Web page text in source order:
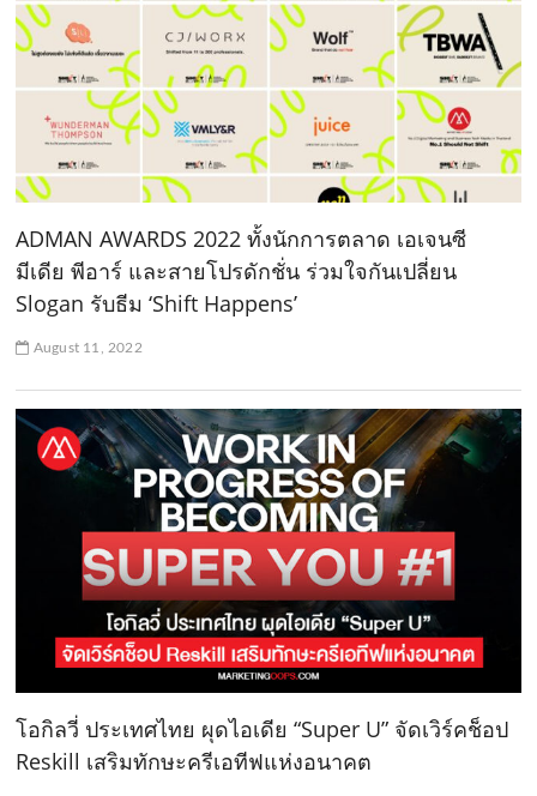
ADMAN AWARDS 2022 ทั้งนักการตลาด เอเจนซี
มีเดีย พีอาร์ และสายโปรดักชั่น ร่วมใจกันเปลี่ยน
Slogan รับธีม ‘Shift Happens’
August 11, 2022
โอกิลวี่ ประเทศไทย ผุดไอเดีย “Super U” จัดเวิร์คช็อป
Reskill เสริมทักษะครีเอทีฟแห่งอนาคต